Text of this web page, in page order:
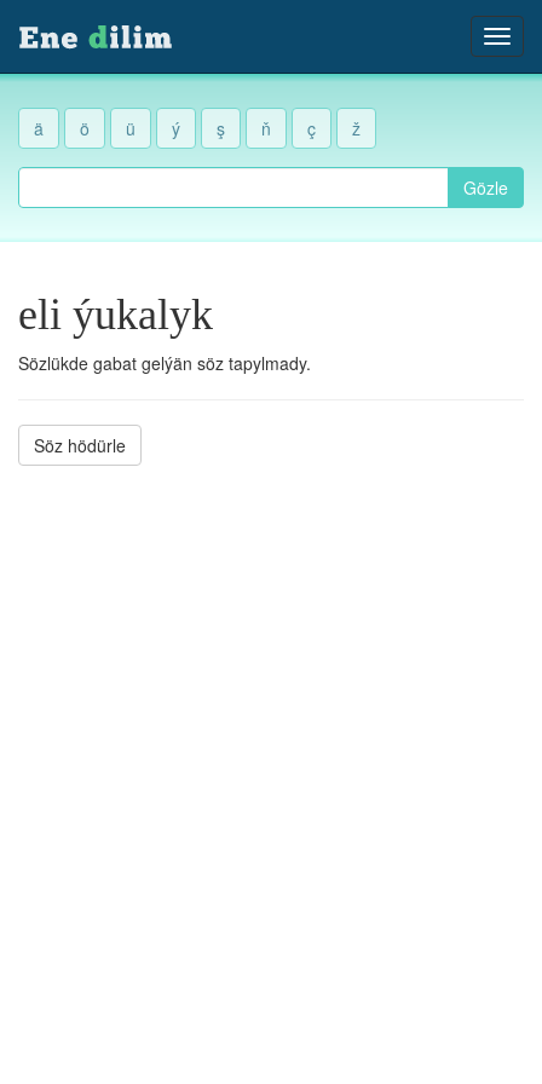
ä ö ü ý ş ň ç ž
Gözle
eli ýukalyk
Sözlükde gabat gelýän söz tapylmady.
Söz hödürle